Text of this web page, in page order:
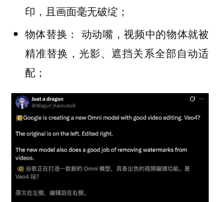
印，且画面毫无破绽；
物体替换 ： 动动嘴，视频中的物体就被
精准替换，光影、遮挡关系全部自动适
配；